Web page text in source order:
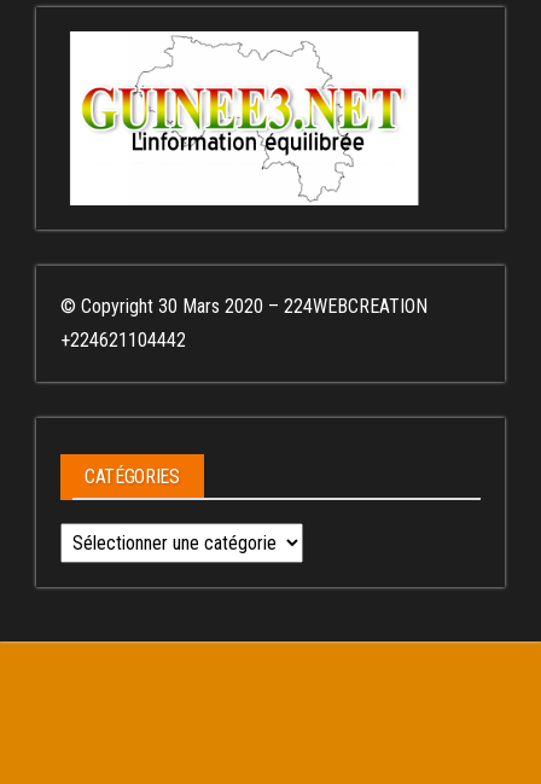
© Copyright 30 Mars 2020 – 224WEBCREATION
+224621104442
CATÉGORIES
Catégories